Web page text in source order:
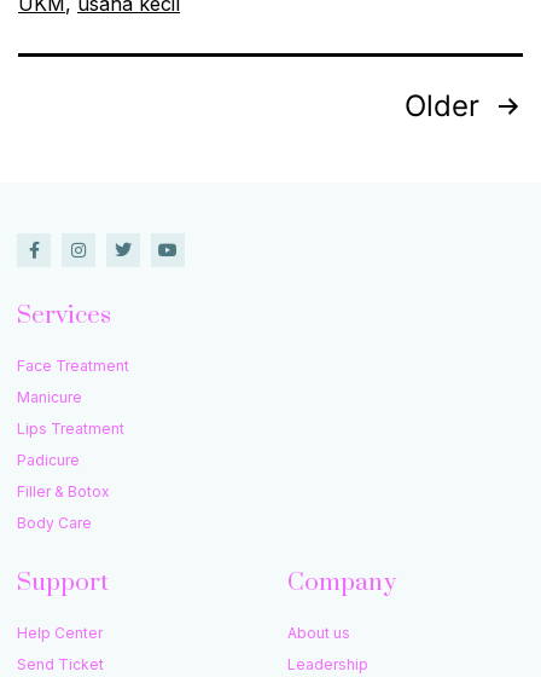
Older
Services
Face Treatment
Manicure
Lips Treatment
Padicure
Filler & Botox
Body Care
Support
Help Center
Send Ticket
Company
About us
Leadership